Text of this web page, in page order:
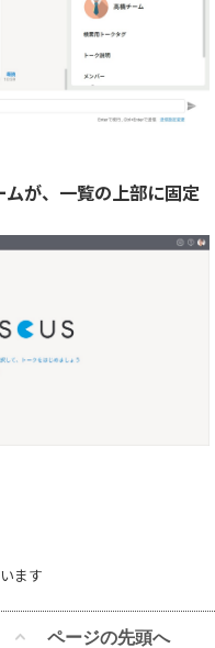
が、一覧の上部に固定
ます
ページの先頭へ